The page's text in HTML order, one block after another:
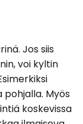
Jos siis
voi kyltin
Myös
koskevissa